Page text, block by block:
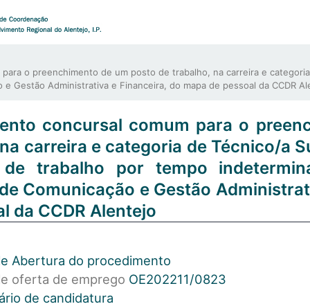
o preenchimento de um posto de trabalho, na carreira e
e Gestão Administrativa e Financeira, do mapa de pessoal da CCDR
concursal comum para o
carreira e categoria de Técnico/a
trabalho por tempo
Comunicação e Gestão
da CCDR Alentejo
Abertura do procedimento
oferta de emprego OE202211/0823
de candidatura